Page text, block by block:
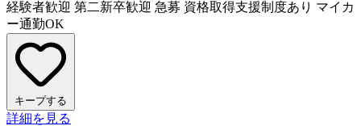
経験者歓迎 第二新卒歓迎 急募 資格取得支援制度あり マイカ
ー通勤OK
キープする
詳細を見る